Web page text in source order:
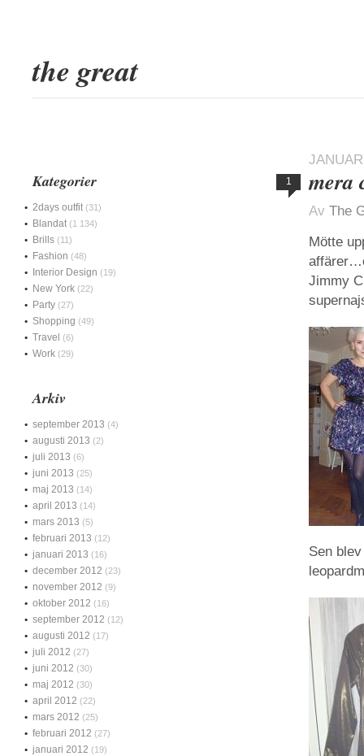
the great
1 mera
Av The
Mötte
Jimmy
Sen
Kategorier
2days outfit (31)
Blandat (1 134)
Brills (11)
Fashion (48)
Interior Design (19)
New York (22)
Party (27)
Shopping (49)
Travel (6)
Work (29)
Arkiv
september 2013 (4)
augusti 2013 (2)
juli 2013 (6)
juni 2013 (25)
maj 2013 (14)
april 2013 (14)
mars 2013 (5)
februari 2013 (12)
januari 2013 (16)
december 2012 (23)
november 2012 (9)
oktober 2012 (16)
september 2012 (12)
augusti 2012 (17)
juli 2012 (27)
juni 2012 (30)
maj 2012 (30)
april 2012 (22)
mars 2012 (25)
februari 2012 (27)
januari 2012 (19)